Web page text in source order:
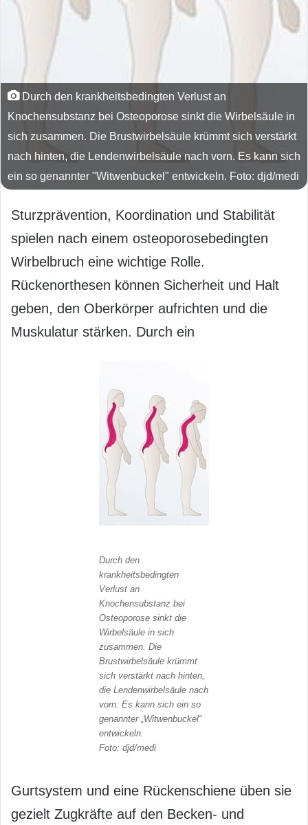
Durch den krankheitsbedingten Verlust an
Knochensubstanz bei Osteoporose sinkt die Wirbelsäule in
sich zusammen. Die Brustwirbelsäule krümmt sich verstärkt
nach hinten, die Lendenwirbelsäule nach vorn. Es kann sich
ein so genannter "Witwenbuckel" entwickeln. Foto: djd/medi
Sturzprävention, Koordination und Stabilität
spielen nach einem osteoporosebedingten
Wirbelbruch eine wichtige Rolle.
Rückenorthesen können Sicherheit und Halt
geben, den Oberkörper aufrichten und die
Muskulatur stärken. Durch ein
Durch den
krankheitsbedingten
Verlust an
Knochensubstanz bei
Osteoporose sinkt die
Wirbelsäule in sich
zusammen. Die
Brustwirbelsäule krümmt
sich verstärkt nach hinten,
die Lendenwirbelsäule nach
vorn. Es kann sich ein so
genannter „Witwenbuckel“
entwickeln.
Foto: djd/medi
Gurtsystem und eine Rückenschiene üben sie
gezielt Zugkräfte auf den Becken- und